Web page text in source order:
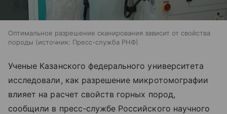
Оптимальное разрешение сканирования зависит от свойства
породы
источник: Пресс-служба РНФ
Ученые Казанского федерального университета
исследовали, как разрешение микротомографии
влияет на расчет свойств горных пород,
сообщили в пресс-службе Российского научного